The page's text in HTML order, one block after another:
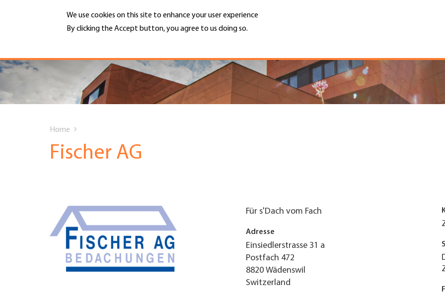
We use cookies on this site to enhance your user experience
By clicking the Accept button, you agree to us doing so.
Hauptnavigation
PORTRAIT
DIENSTLEISTUNGEN
JOBS & KARRIERE
UNTERNEHMEN FINDEN
FACHZEITSCHRIFT
MENU
Top
Menu
are
Home
Fischer AG
Für s'Dach vom Fach
Adresse
Einsiedlerstrasse 31 a
Postfach 472
8820 Wädenswil
Switzerland